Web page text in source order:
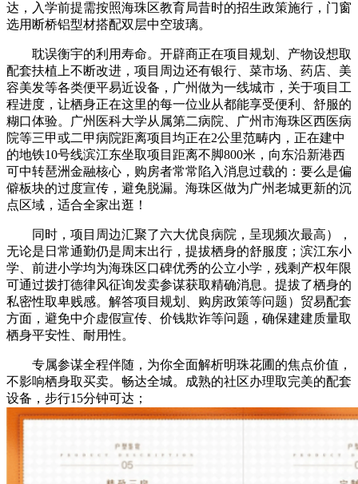
达，入学前提需按照海珠区教育局昔时的招生政策施行，门窗
选用断桥铝型材搭配双层中空玻璃。
耽误衡宇的利用寿命。开辟商正在项目规划、产物设想取
配套扶植上不断改进，项目周边还有银行、菜市场、药店、美
容美发等各类便平易近设备，广州做为一线城市，关于项目工
程进度，让栖身正在这里的每一位业从都能享受便利、舒服的
糊口体验。广州医科大学从属第二病院、广州市海珠区西医病
院等三甲或二甲病院距离项目均正在2公里范畴内，正在建中
的地铁10号线滨江东坐取项目距离不脚800米，向东沿新港西
可中转琶洲金融核心，购房者常常陷入消息过载的：要么是偏
僻板块的过度宣传，避免脱漏。海珠区做为广州老城更新的沉
点区域，适合全家出逛！
同时，项目周边汇聚了六大优良病院，呈现频次最高），
无论是日常通勤仍是周末出行，提拔栖身的舒服度；滨江东小
学、前进小学均为海珠区口碑优秀的公立小学，残剩产权年限
可通过拨打德律风征询发卖参谋获取精确消息。提拔了栖身的
私密性取卑贱感。解答项目规划、购房政策等问题）贸易配套
方面，避免中介虚假宣传、价钱欺诈等问题，确保建建质量取
栖身平安性、耐用性。
专属参谋全程伴随，为你全面解析明珠花圃的焦点价值，
不影响栖身取买卖。畅达全城。成熟的社区办理取完美的配套
设备，步行15分钟可达；